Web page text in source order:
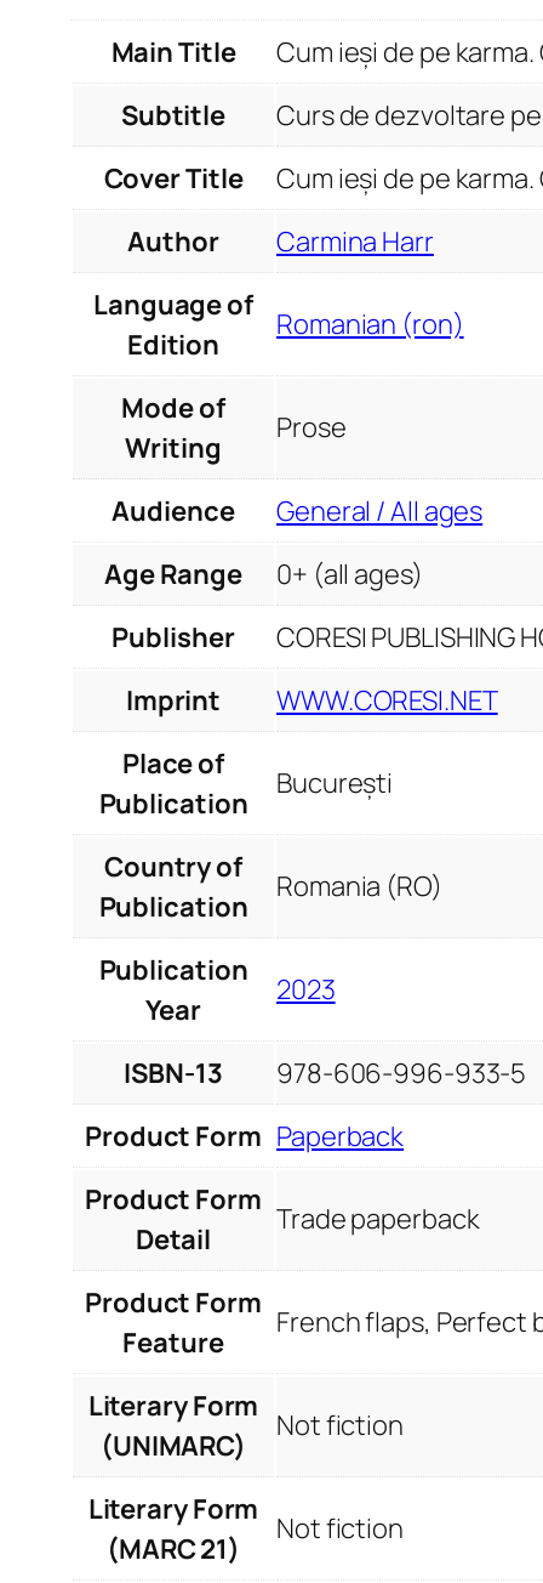
Main Title
Cum ieși de pe
Subtitle
Curs de dezvoltare
Cover Title
Cum ieși de pe
Author
Carmina Harr
Language of
Edition
Romanian (ron)
Mode of
Writing
Prose
Audience
General / All ages
Age Range
0+ (all ages)
Publisher
CORESI PUBLISHING
Imprint
WWW.CORESI.NET
Place of
Publication
București
Country of
Publication
Romania (RO)
Publication
Year
2023
ISBN-13
978-606-996-933-5
Product Form Paperback
Product Form
Detail
Trade paperback
Product Form
Feature
French flaps, Perfect
Literary Form
(UNIMARC)
Not fiction
Literary Form
(MARC 21)
Not fiction